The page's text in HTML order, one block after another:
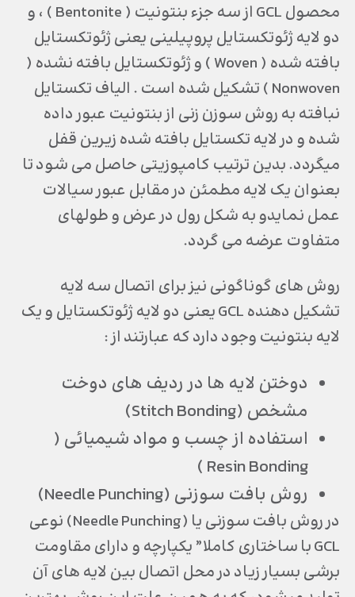
محصول GCL از سه جزء بنتونیت ( Bentonite ) ، و
دو لایه ژئوتکستایل پروپیلینی یعنی ژئوتکستایل
بافته شده ( Woven ) و ژئوتکستایل بافته نشده (
Nonwoven ) تشکیل شده است . الیاف تکستایل
نبافته به روش سوزن زنی از بنتونیت عبور داده
شده و در لایه تکستایل بافته شده زیرین قفل
میگردد. بدین ترتیب کامپوزیتی حاصل می شود تا
بعنوان یک لایه مطمئن در مقابل عبور سیالات
عمل نمایدو به شکل رول در عرض و طولهای
متفاوت عرضه می گردد.
روش های گوناگونی نیز برای اتصال سه لایه
تشکیل دهنده GCL یعنی دو لایه ژئوتکستایل و یک
لایه بنتونیت وجود دارد که عبارتند از :
دوختن لایه ها در ردیف های دوخت
مشخص (Stitch Bonding)
استفاده از چسب و مواد شیمیائی (
Resin Bonding )
روش بافت سوزنی (Needle Punching)
در روش بافت سوزنی یا (Needle Punching) نوعی
GCL با ساختاری کاملا” یکپارچه و داراي مقاومت
برشی بسیار زیاد در محل اتصال بین لایه های آن